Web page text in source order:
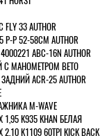
33 AUTHOR
Р-Р 52-58СМ AUTHOR
ABC-16N AUTHOR
МАНОМЕТРОМ BETO
ACR-25 AUTHOR
M-WAVE
K935 KHAN БЕЛАЯ
K1109 60TPI KICK BACK